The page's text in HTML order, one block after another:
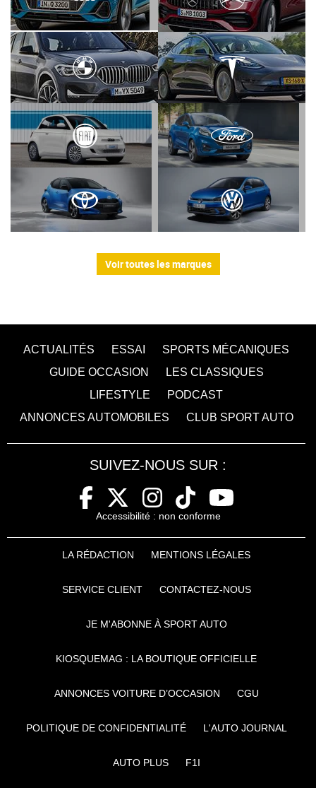
Voir toutes les marques
ACTUALITÉS ESSAI
SPORTS MÉCANIQUES
GUIDE OCCASION
LES CLASSIQUES
LIFESTYLE
PODCAST
ANNONCES AUTOMOBILES
CLUB SPORT AUTO
SUIVEZ-NOUS SUR :
Accessibilité : non conforme
LA RÉDACTION MENTIONS LÉGALES
SERVICE CLIENT CONTACTEZ-NOUS
JE M'ABONNE À SPORT AUTO
KIOSQUEMAG : LA BOUTIQUE OFFICIELLE
ANNONCES VOITURE D’OCCASION CGU
POLITIQUE DE CONFIDENTIALITÉ L'AUTO JOURNAL
AUTO PLUS F1I